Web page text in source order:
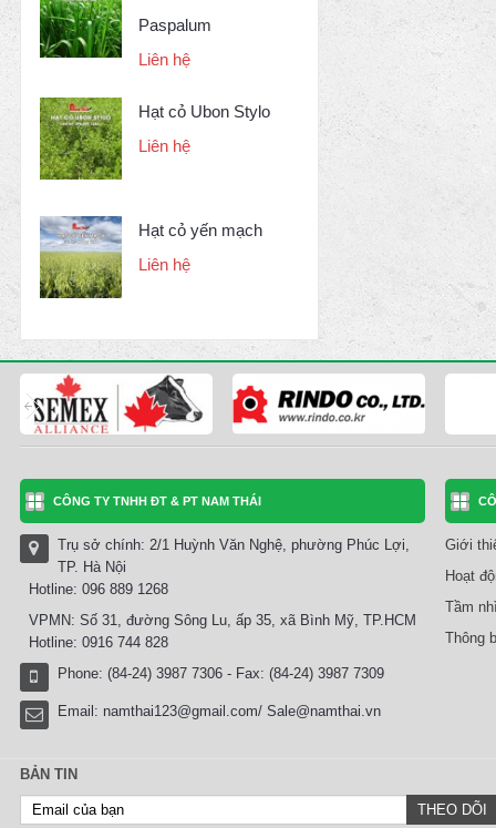
Paspalum
Liên hệ
Hạt cỏ Ubon Stylo
Liên hệ
Hạt cỏ yến mạch
Liên hệ
CÔNG TY TNHH ĐT & PT NAM THÁI
Trụ sở chính: 2/1 Huỳnh Văn Nghệ, phường Phúc Lợi,
TP. Hà Nội
Hotline: 096 889 1268
VPMN: Số 31, đường Sông Lu, ấp 35, xã Bình Mỹ, TP.HCM
Hotline: 0916 744 828
Phone: (84-24) 3987 7306 - Fax: (84-24) 3987 7309
Email: namthai123@gmail.com/ Sale@namthai.vn
Giới
Hoạt
Tầm
Thông
BẢN TIN